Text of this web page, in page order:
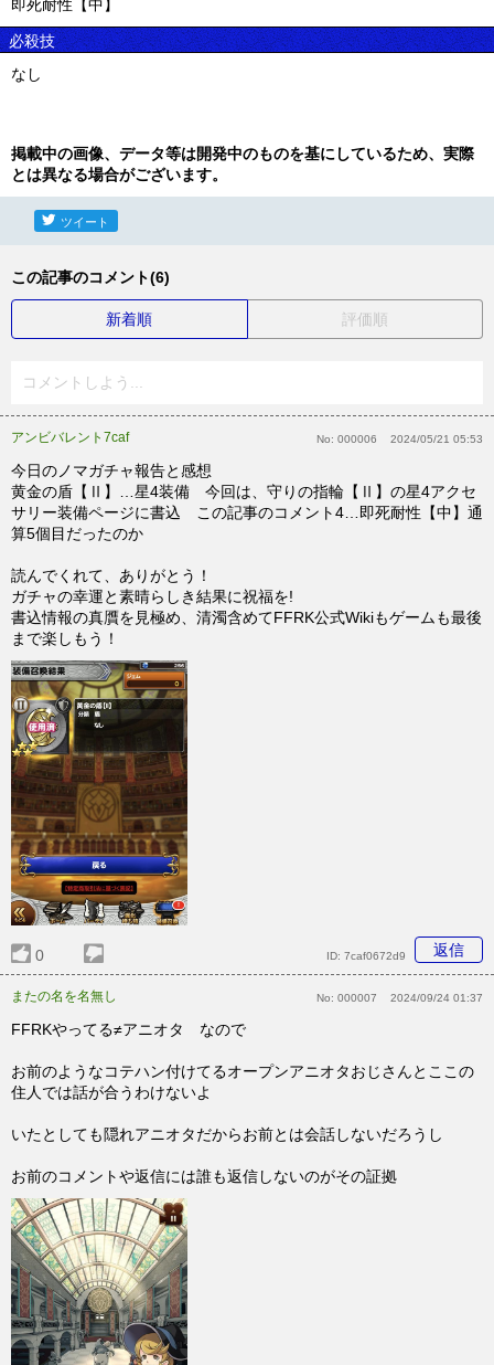
即死耐性【中】
必殺技
なし
掲載中の画像、データ等は開発中のものを基にしているため、実際
とは異なる場合がございます。
ツイート
この記事のコメント(6)
新着順 評価順
コメントしよう...
アンビバレント7caf No: 000006 2024/05/21 05:53
今日のノマガチャ報告と感想
黄金の盾【Ⅱ】…星4装備 今回は、守りの指輪【Ⅱ】の星4アクセ
サリー装備ページに書込 この記事のコメント4…即死耐性【中】通
算5個目だったのか
読んでくれて、ありがとう！
ガチャの幸運と素晴らしき結果に祝福を!
書込情報の真贋を見極め、清濁含めてFFRK公式Wikiもゲームも最後
まで楽しもう！
0 返信
ID: 7caf0672d9
またの名を名無し No: 000007 2024/09/24 01:37
FFRKやってる≠アニオタ なので
お前のようなコテハン付けてるオープンアニオタおじさんとここの
住人では話が合うわけないよ
いたとしても隠れアニオタだからお前とは会話しないだろうし
お前のコメントや返信には誰も返信しないのがその証拠